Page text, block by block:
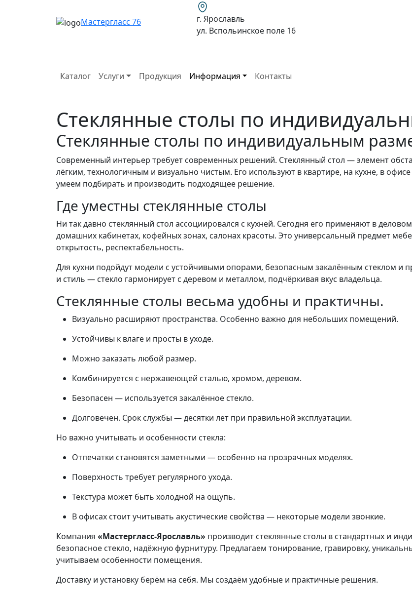
Мастергласс 76
г. Ярославль
ул. Вспольинское поле 16
Каталог Услуги Продукция Информация Контакты
Стеклянные столы по
Стеклянные столы по индивидуальным
Современный интерьер требует современных решений. Стеклянный стол — элемент
лёгким, технологичным и визуально чистым. Его используют в квартире, на кухне, в
умеем подбирать и производить подходящее решение.
Где уместны стеклянные столы
Ни так давно стеклянный стол ассоциировался с кухней. Сегодня его применяют в
домашних кабинетах, кофейных зонах, салонах красоты. Это универсальный предмет
открытость, респектабельность.
Для кухни подойдут модели с устойчивыми опорами, безопасным закалённым стеклом
и стиль — стекло гармонирует с деревом и металлом, подчёркивая вкус владельца.
Стеклянные столы весьма удобны и практичны.
Визуально расширяют пространства. Особенно важно для небольших помещений.
Устойчивы к влаге и просты в уходе.
Можно заказать любой размер.
Комбинируется с нержавеющей сталью, хромом, деревом.
Безопасен — используется закалённое стекло.
Долговечен. Срок службы — десятки лет при правильной эксплуатации.
Но важно учитывать и особенности стекла:
Отпечатки становятся заметными — особенно на прозрачных моделях.
Поверхность требует регулярного ухода.
Текстура может быть холодной на ощупь.
В офисах стоит учитывать акустические свойства — некоторые модели звонкие.
Компания «Мастергласс-Ярославль» производит стеклянные столы в стандартных и
безопасное стекло, надёжную фурнитуру. Предлагаем тонирование, гравировку,
учитываем особенности помещения.
Доставку и установку берём на себя. Мы создаём удобные и практичные решения.